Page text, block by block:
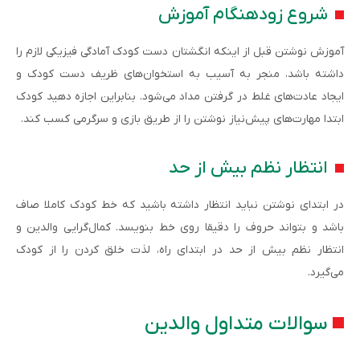
شروع زودهنگام آموزش
آموزش نوشتن قبل از اینکه انگشتان دست کودک آمادگی فیزیکی لازم را
داشته باشد، منجر به آسیب به استخوان‌های ظریف دست کودک و
ایجاد عادت‌های غلط در گرفتن مداد می‌شود. بنابراین اجازه دهید کودک
ابتدا مهارت‌های پیش‌نیاز نوشتن را از طریق بازی و سرگرمی کسب کند.
انتظار نظم بیش از حد
در ابتدای نوشتن نباید انتظار داشته باشید که خط کودک کاملا صاف
باشد و بتواند حروف را دقیقا روی خط بنویسد. کمال‌گرایی والدین و
انتظار نظم بیش از حد در ابتدای راه، لذت خلق کردن را از کودک
می‌گیرد.
سوالات متداول والدین